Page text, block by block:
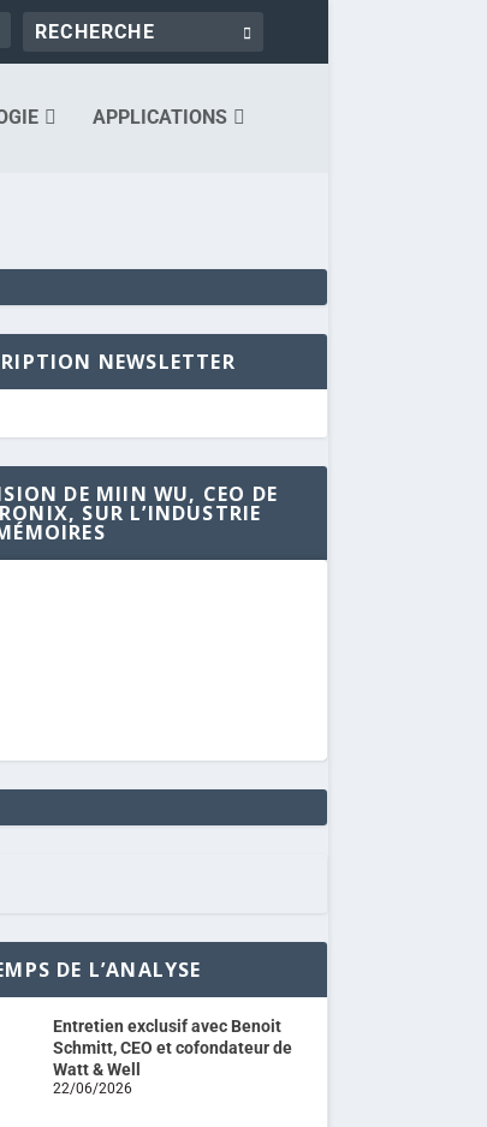
APPLICATIONS
NEWSLETTER
DE MIIN WU, CEO DE
SUR L’INDUSTRIE
DE L’ANALYSE
Entretien exclusif avec Benoit
Schmitt, CEO et cofondateur de
Watt & Well
22/06/2026